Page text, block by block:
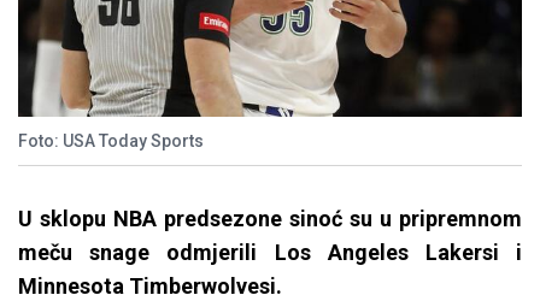
Foto: USA Today Sports
U sklopu NBA predsezone sinoć su u pripremnom
meču snage odmjerili Los Angeles Lakersi i
Minnesota Timberwolvesi.